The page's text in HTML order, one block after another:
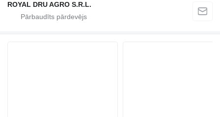
ROYAL DRU AGRO S.R.L.